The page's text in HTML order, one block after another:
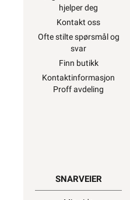
hjelper deg
Kontakt oss
Ofte stilte spørsmål og
svar
Finn butikk
Kontaktinformasjon
Proff avdeling
SNARVEIER